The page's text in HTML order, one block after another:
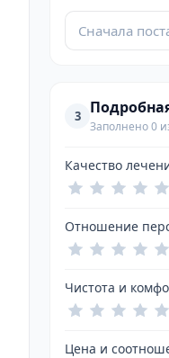
Сначала
3
Заполнено 0
Качество
Отношение
Чистота и
Цена и